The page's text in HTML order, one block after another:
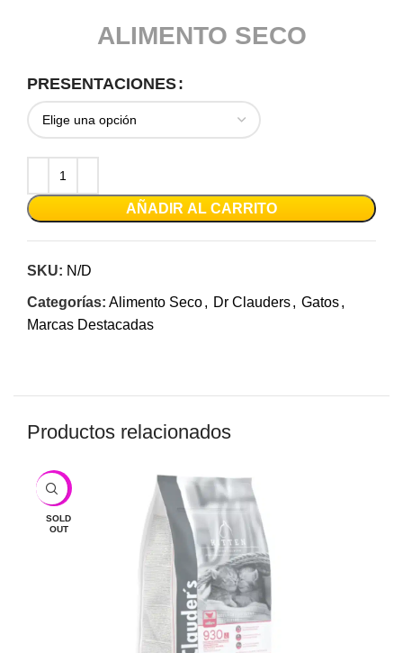
ALIMENTO SECO
PRESENTACIONES
AÑADIR AL CARRITO
SKU: N/D
Categorías: Alimento Seco, Dr Clauders, Gatos,
Marcas Destacadas
Productos relacionados
-6%
SOLD
OUT